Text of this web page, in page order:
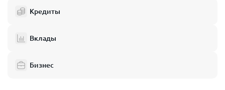
Кредиты
Вклады
Бизнес